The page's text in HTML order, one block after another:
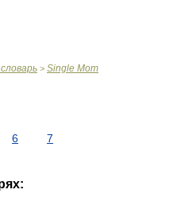
> Single Mom
6 7